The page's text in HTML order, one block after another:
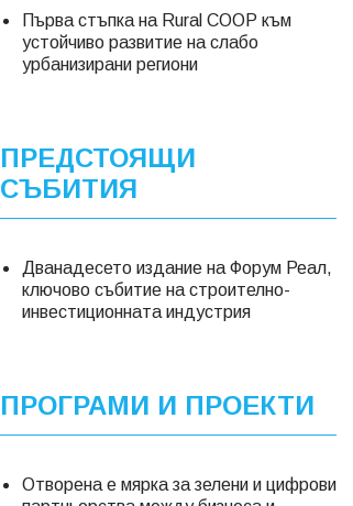
Първа стъпка на Rural COOP към
устойчиво развитие на слабо
урбанизирани региони
ПРЕДСТОЯЩИ
СЪБИТИЯ
Дванадесето издание на Форум Реал,
ключово събитие на строително-
инвестиционната индустрия
ПРОГРАМИ И ПРОЕКТИ
Отворена е мярка за зелени и цифрови